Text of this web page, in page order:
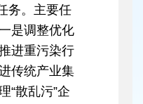
务。主要任
是调整优化
进重污染行
传统产业集
“散乱污”企